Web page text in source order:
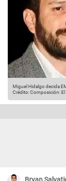
Miguel Hidalgo decida
Crédito: Composición: El